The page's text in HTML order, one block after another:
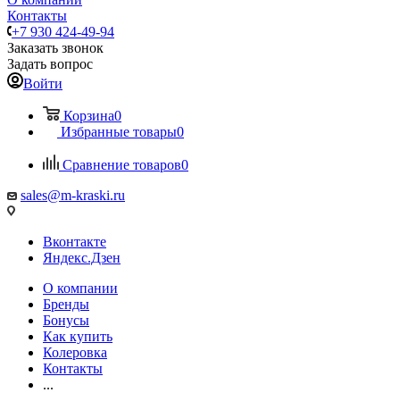
Контакты
+7 930 424-49-94
Заказать звонок
Задать вопрос
Войти
Корзина0
Избранные товары0
Сравнение товаров0
sales@m-kraski.ru
Вконтакте
Яндекс.Дзен
О компании
Бренды
Бонусы
Как купить
Колеровка
Контакты
...